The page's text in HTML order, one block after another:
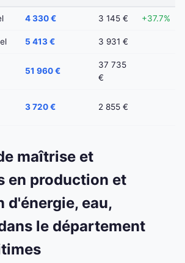
4 330 € 3 145 € +37.7%
5 413 € 3 931 €
51 960 €
37 735
€
3 720 € 2 855 €
maîtrise et
en production et
eau,
le département